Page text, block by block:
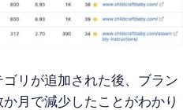
リが追加された後、ブラン
月で減少したことがわかり